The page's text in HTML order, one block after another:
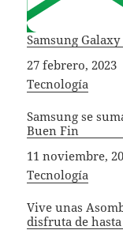
Samsung
Fecha
27 febrero, 2023
In relation to
Tecnología
Samsung se
Buen Fin
Fecha
11 noviembre,
In relation to
Tecnología
Vive unas
disfruta de hasta